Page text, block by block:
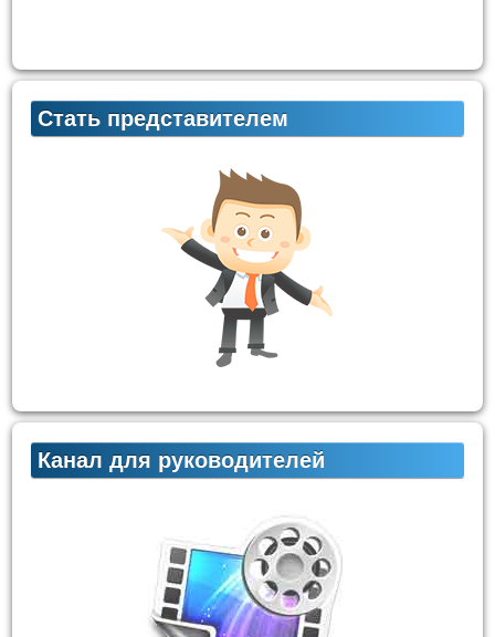
Стать представителем
Канал для руководителей